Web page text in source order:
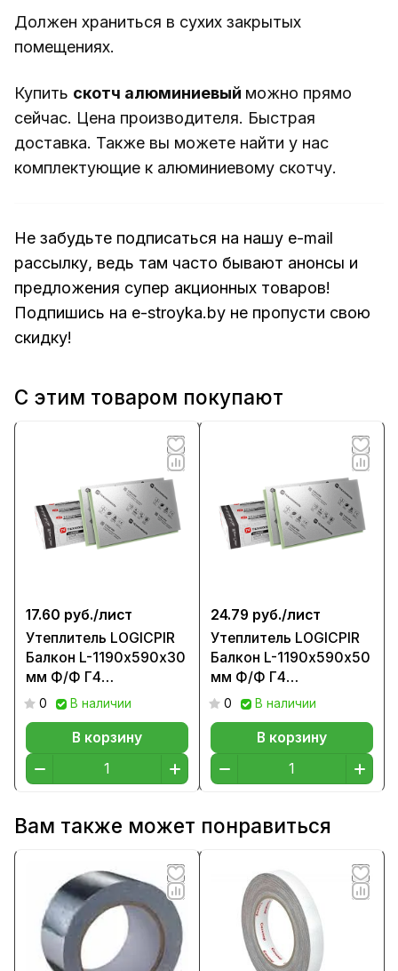
Должен храниться в сухих закрытых
помещениях.
Купить скотч алюминиевый можно прямо
сейчас. Цена производителя. Быстрая
доставка. Также вы можете найти у нас
комплектующие к алюминиевому скотчу.
Не забудьте подписаться на нашу e-mail
рассылку, ведь там часто бывают анонсы и
предложения супер акционных товаров!
Подпишись на e-stroyka.by не пропусти свою
скидку!
С этим товаром покупают
17.60 руб./лист
Утеплитель LOGICPIR
Балкон L-1190х590х30
мм Ф/Ф Г4
(1лист=0,7021м2)
0 В наличии
В корзину
24.79 руб./лист
Утеплитель LOGICPIR
Балкон L-1190х590х50
мм Ф/Ф Г4
(1лист=0,7021м2)
0 В наличии
В корзину
Вам также может понравиться